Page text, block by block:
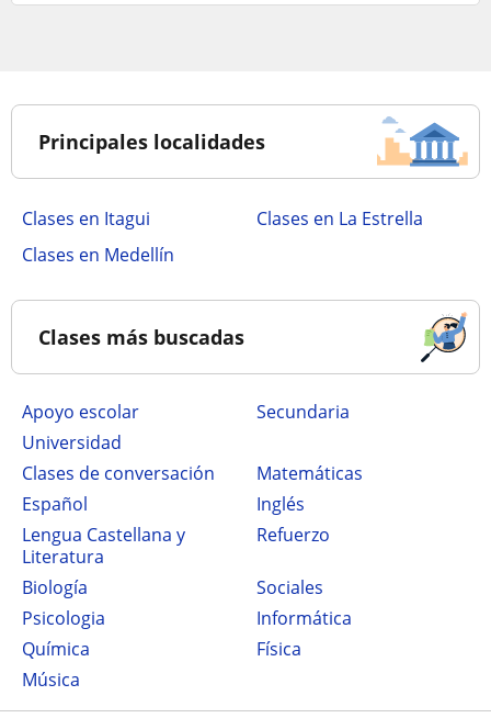
Principales localidades
Clases en Itagui
Clases en La Estrella
Clases en Medellín
Clases más buscadas
Apoyo escolar
secundaria
Universidad
Clases de conversación
Matemáticas
Español
Inglés
Lengua Castellana y
Literatura
Refuerzo
Biología
Sociales
Psicologia
Informática
Química
Física
Música